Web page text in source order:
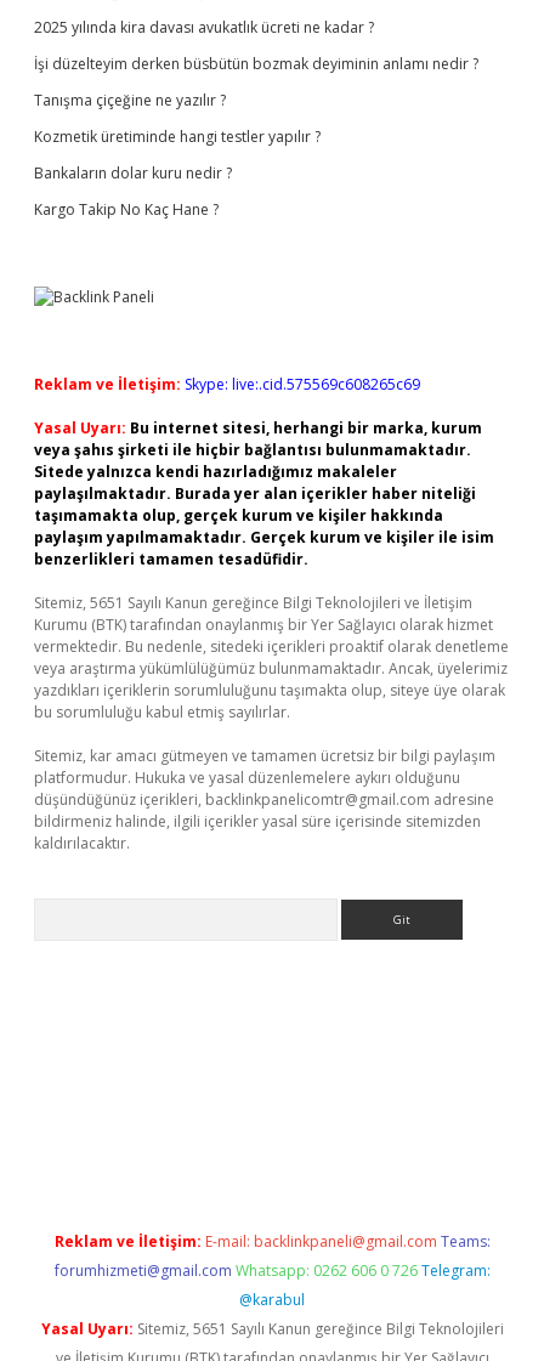
2025 yılında kira davası avukatlık ücreti ne kadar ?
İşi düzelteyim derken büsbütün bozmak deyiminin anlamı nedir ?
Tanışma çiçeğine ne yazılır ?
Kozmetik üretiminde hangi testler yapılır ?
Bankaların dolar kuru nedir ?
Kargo Takip No Kaç Hane ?
Reklam ve İletişim: Skype: live:.cid.575569c608265c69
Yasal Uyarı: Bu internet sitesi, herhangi bir marka, kurum
veya şahıs şirketi ile hiçbir bağlantısı bulunmamaktadır.
Sitede yalnızca kendi hazırladığımız makaleler
paylaşılmaktadır. Burada yer alan içerikler haber niteliği
taşımamakta olup, gerçek kurum ve kişiler hakkında
paylaşım yapılmamaktadır. Gerçek kurum ve kişiler ile isim
benzerlikleri tamamen tesadüfidir.
Sitemiz, 5651 Sayılı Kanun gereğince Bilgi Teknolojileri ve İletişim
Kurumu (BTK) tarafından onaylanmış bir Yer Sağlayıcı olarak hizmet
vermektedir. Bu nedenle, sitedeki içerikleri proaktif olarak denetleme
veya araştırma yükümlülüğümüz bulunmamaktadır. Ancak, üyelerimiz
yazdıkları içeriklerin sorumluluğunu taşımakta olup, siteye üye olarak
bu sorumluluğu kabul etmiş sayılırlar.
Sitemiz, kar amacı gütmeyen ve tamamen ücretsiz bir bilgi paylaşım
platformudur. Hukuka ve yasal düzenlemelere aykırı olduğunu
düşündüğünüz içerikleri, backlinkpanelicomtr@gmail.com adresine
bildirmeniz halinde, ilgili içerikler yasal süre içerisinde sitemizden
kaldırılacaktır.
Reklam ve İletişim: E-mail: backlinkpaneli@gmail.com Teams:
forumhizmeti@gmail.com Whatsapp: 0262 606 0 726 Telegram:
@karabul
Yasal Uyarı: Sitemiz, 5651 Sayılı Kanun gereğince Bilgi Teknolojileri